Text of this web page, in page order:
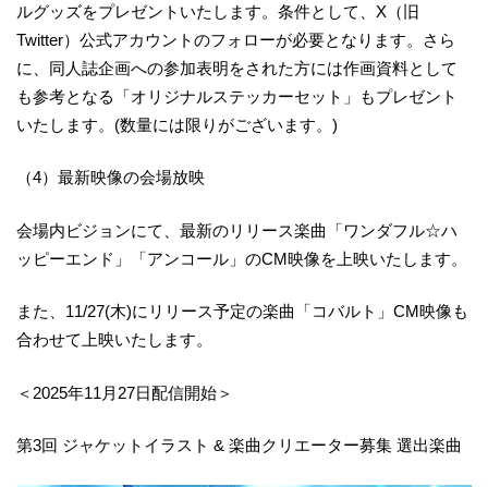
ルグッズをプレゼントいたします。条件として、X（旧
Twitter）公式アカウントのフォローが必要となります。さら
に、同人誌企画への参加表明をされた方には作画資料として
も参考となる「オリジナルステッカーセット」もプレゼント
いたします。(数量には限りがございます。)
（4）最新映像の会場放映
会場内ビジョンにて、最新のリリース楽曲「ワンダフル☆ハ
ッピーエンド」「アンコール」のCM映像を上映いたします。
また、11/27(木)にリリース予定の楽曲「コバルト」CM映像も
合わせて上映いたします。
＜2025年11月27日配信開始＞
第3回 ジャケットイラスト & 楽曲クリエーター募集 選出楽曲